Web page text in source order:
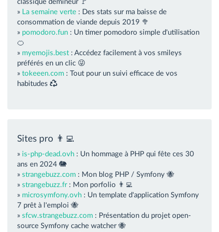
classique démineur 🚩
» La semaine verte : Des stats sur ma baisse de
consommation de viande depuis 2019 🥦
» pomodoro.fun : Un timer pomodoro simple d'utilisation
🍊
» myemojis.best : Accédez facilement à vos smileys
préférés en un clic 😜
» tokeeen.com : Tout pour un suivi efficace de vos
habitudes
Sites pro 👨‍💻
» is-php-dead.ovh : Un hommage à PHP qui fête ces 30
ans en 2024 🐘
» strangebuzz.com : Mon blog PHP / Symfony 🐝
» strangebuzz.fr: Mon porfolio 👨‍💻
» microsymfony.ovh : Un template d'application Symfony
7 prêt à l'emploi 🐝
» sfcw.strangebuzz.com : Présentation du projet open-
source Symfony cache watcher 🐝